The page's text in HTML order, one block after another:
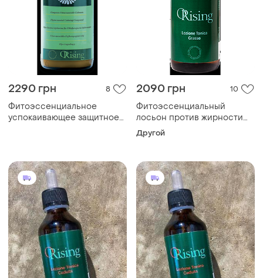
2290 грн 8
Фитоэссенциальное
успокаивающее защитное
2090 грн 10
Фитоэссенциальный
лосьон против жирности
orising lozione grasso
Другой